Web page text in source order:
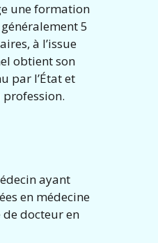
une formation
5
à l’issue
obtient son
par l’État et
profession.
ayant
en médecine
docteur en